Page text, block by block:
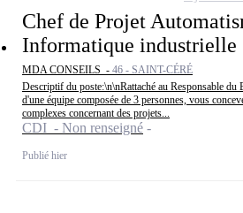
Chef de Projet
Informatique industrielle
MDA CONSEILS - 46 - SAINT-CÉRÉ
Descriptif du poste:\n\nRattaché au Responsable du
d'une équipe composée de 3 personnes, vous
complexes concernant des projets...
CDI - Non renseigné
Publié hier